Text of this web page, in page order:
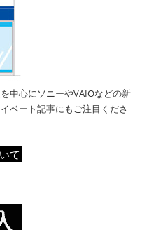
中心にソニーやVAIOなどの新
ベート記事にもご注目くださ
て